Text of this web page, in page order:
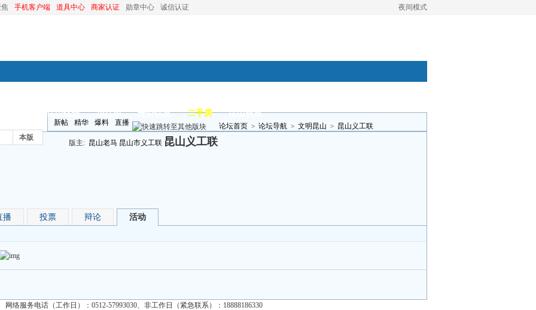
夜间模式
手机客户端 道具中心 商家认证 勋章中心 诚信认证
昆山优选 小红娘 分类信息 二手房 昆山视窗
本版
新帖 精华 爆料 直播 论坛首页 > 论坛导航 > 文明昆山 > 昆山义工联
版主: 昆山老马 昆山市义工联 昆山义工联
播 投票 辩论 活动
网络服务电话（工作日）：0512-57993030、非工作日（紧急联系）：18888186330